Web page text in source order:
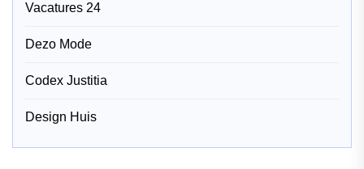
Vacatures 24
Dezo Mode
Codex Justitia
Design Huis